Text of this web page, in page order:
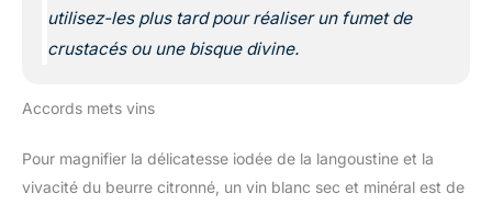
utilisez-les plus tard pour réaliser un fumet de
crustacés ou une bisque divine.
Accords mets vins
Pour magnifier la délicatesse iodée de la langoustine et la
vivacité du beurre citronné, un vin blanc sec et minéral est de